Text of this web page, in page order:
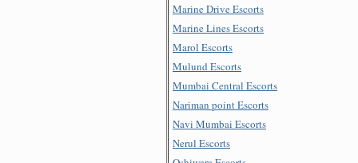
Marine Drive Escorts
Marine Lines Escorts
Marol Escorts
Mulund Escorts
Mumbai Central Escorts
Nariman point Escorts
Navi Mumbai Escorts
Nerul Escorts